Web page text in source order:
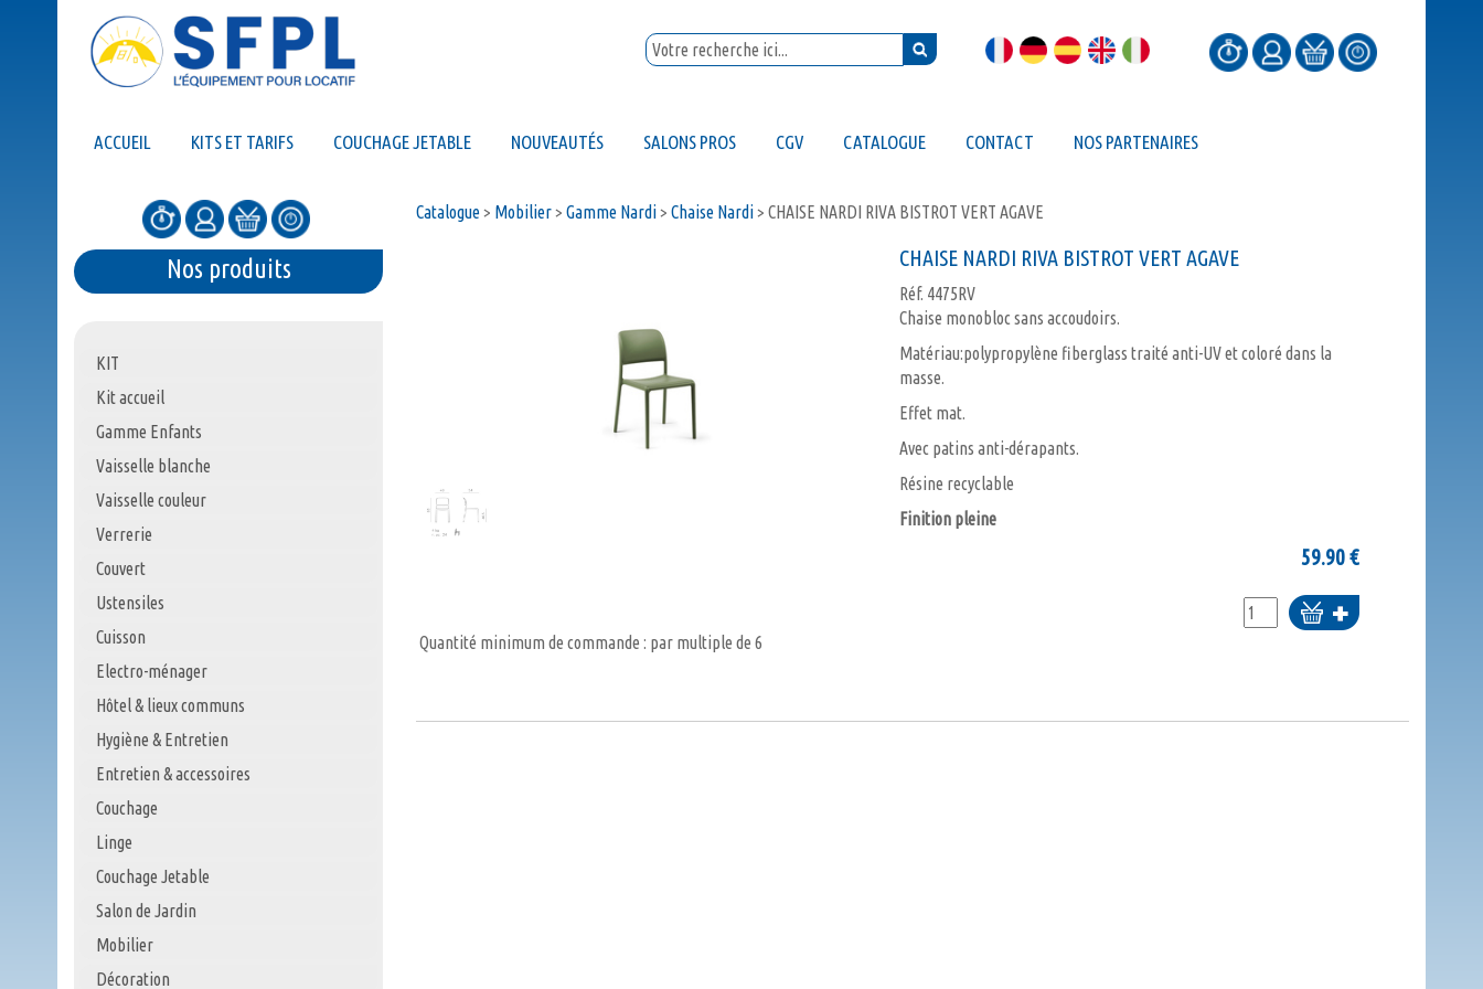
ACCUEIL KITS ET TARIFS COUCHAGE JETABLE NOUVEAUTÉS SALONS PROS CGV CATALOGUE CONTACT NOS PARTENAIRES
Nos produits
KIT
Kit accueil
Gamme Enfants
Vaisselle blanche
Vaisselle couleur
Verrerie
Couvert
Ustensiles
Cuisson
Electro-ménager
Hôtel & lieux communs
Hygiène & Entretien
Entretien & accessoires
Couchage
Linge
Couchage Jetable
Salon de Jardin
Mobilier
Décoration
Catalogue> Mobilier> Gamme Nardi> Chaise Nardi> CHAISE NARDI RIVA BISTROT VERT AGAVE
CHAISE NARDI RIVA BISTROT VERT AGAVE
Réf. 4475RV
Chaise monobloc sans accoudoirs.
Matériau:polypropylène fiberglass traité anti-UV et coloré dans la
masse.
Effet mat.
Avec patins anti-dérapants.
Résine recyclable
Finition pleine
59.90€
Ajouter
au
Quantité minimum de commande : par multiple de 6